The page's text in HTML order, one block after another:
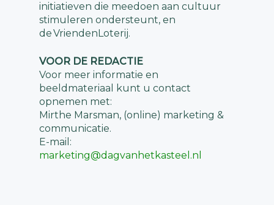
initiatieven die meedoen aan cultuur
stimuleren ondersteunt, en
de VriendenLoterij.
VOOR DE REDACTIE
Voor meer informatie en
beeldmateriaal kunt u contact
opnemen met:
Mirthe Marsman, (online) marketing &
communicatie.
E-mail:
marketing@dagvanhetkasteel.nl